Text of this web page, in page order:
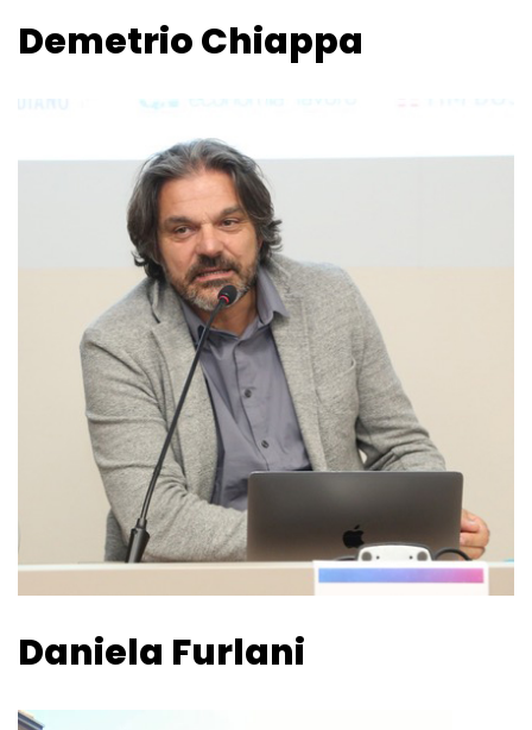
Demetrio Chiappa
Daniela Furlani